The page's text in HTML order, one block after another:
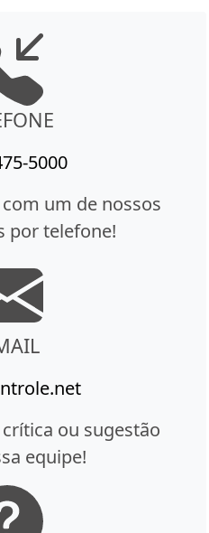
5000
um de nossos
por telefone!
ou sugestão
equipe!